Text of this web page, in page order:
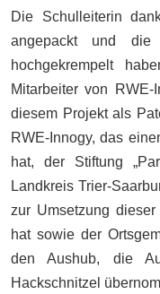
Die Schulleiterin
angepackt und
hochgekrempelt
Mitarbeiter von
diesem Projekt als
RWE-Innogy, das
hat,
der Stiftung
Landkreis Trier-
zur Umsetzung
hat sowie der
den Aushub, die
Hackschnitzel